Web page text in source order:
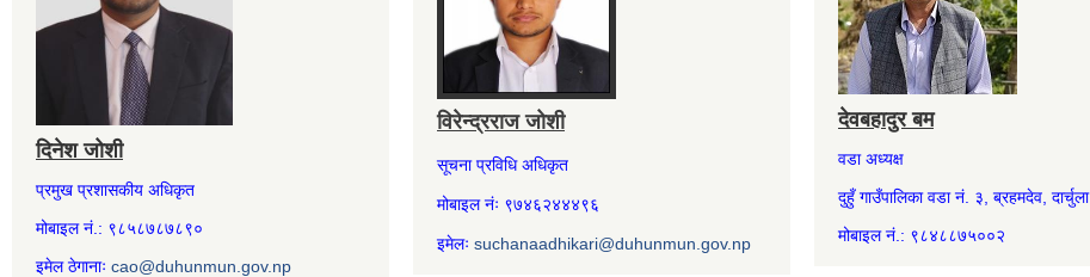
दिनेश जोशी
प्रमुख प्रशासकीय अधिकृत
मोबाइल नं.: ९८५८७८७८९०
इमेल ठेगानाः cao@duhunmun.gov.np
विरेन्द्रराज जोशी
सूचना प्रविधि अधिकृत
मोबाइल नंः ९७४६२४४४९६
इमेलः suchanaadhikari@duhunmun.gov.np
देवबहादुर बम
वडा अध्यक्ष
दुहुँ गाउँपालिका वडा नं. ३, ब्रहमदेव, दार्चुला
मोबाइल नं.: ९८४८८७५००२